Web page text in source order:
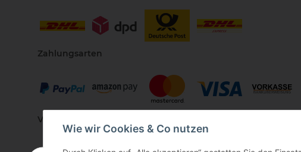
Wie wir Cookies & Co nutzen
Zahlungsarten
Vertriebspartner